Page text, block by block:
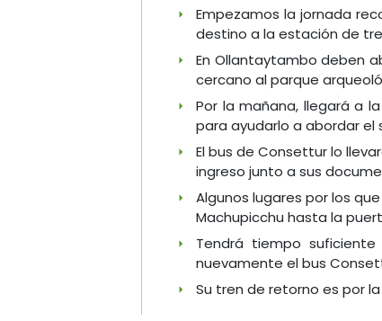
Empezamos la jornada
destino a la estación de
En Ollantaytambo deben
cercano al parque
Por la mañana, llegará a
para ayudarlo a abordar el
El bus de Consettur lo
ingreso junto a sus
Algunos lugares por los
Machupicchu hasta la
Tendrá tiempo
nuevamente el bus
Su tren de retorno es por